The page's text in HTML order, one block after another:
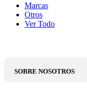
Marcas
Otros
Ver Todo
SOBRE NOSOTROS